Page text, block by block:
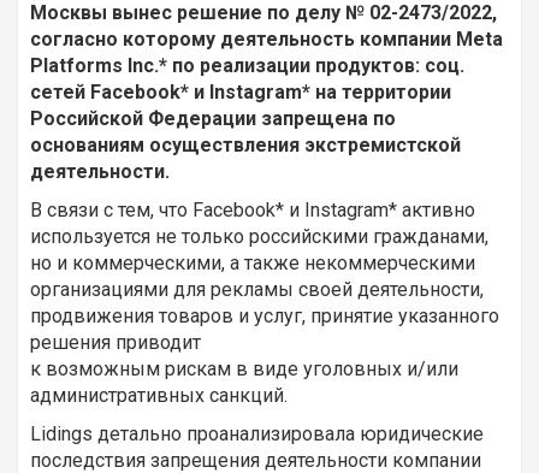
Москвы вынес решение по делу № 02-2473/2022,
согласно которому деятельность компании Meta
Platforms Inc.* по реализации продуктов: соц.
сетей Facebook* и Instagram* на территории
Российской Федерации запрещена по
основаниям осуществления экстремистской
деятельности.
В связи с тем, что Facebook* и Instagram* активно
используется не только российскими гражданами,
но и коммерческими, а также некоммерческими
организациями для рекламы своей деятельности,
продвижения товаров и услуг, принятие указанного
решения приводит
к возможным рискам в виде уголовных и/или
административных санкций.
Lidings детально проанализировала юридические
последствия запрещения деятельности компании